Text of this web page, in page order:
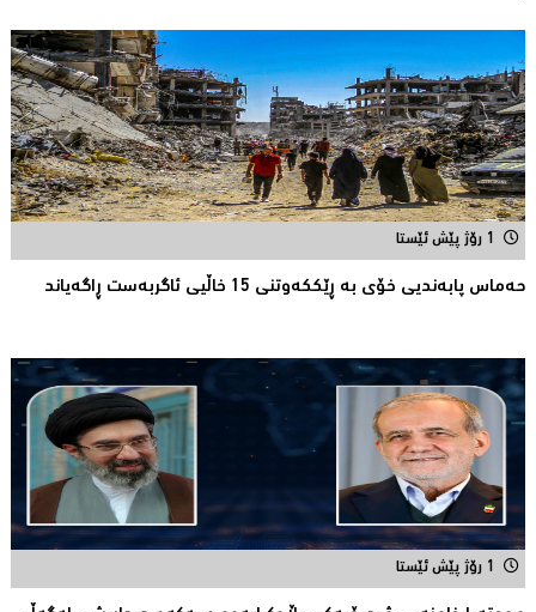
1 رۆژ پێش ئێستا
حەماس پابەندیی خۆی بە ڕێككەوتنی 15 خاڵیی ئاگربەست ڕاگەیاند
1 رۆژ پێش ئێستا